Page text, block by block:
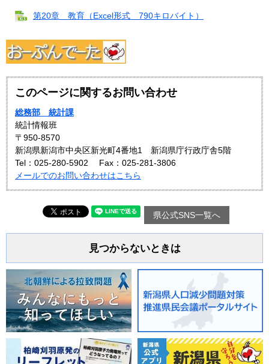
第20章 教育（Excel形式 790キロバイト）
このページに関するお問い合わせ
総務部 統計課
統計情報班
〒950-8570
新潟県新潟市中央区新光町4番地1 新潟県庁行政庁舎5階
Tel：025-280-5902
Fax：025-281-3806
メールでのお問い合わせはこちら
県公式SNS一覧へ
見つからないときは